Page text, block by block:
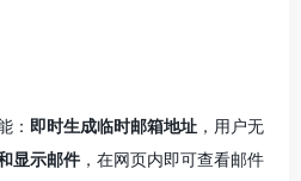
： 即时生成临时邮箱地址 ，用户无
显示邮件 ，在网页内即可查看邮件